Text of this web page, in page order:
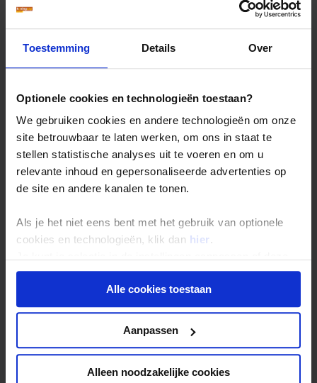
Toestemming Details Over
Optionele cookies en technologieën toestaan?
We gebruiken cookies en andere technologieën om onze
site betrouwbaar te laten werken, om ons in staat te
stellen statistische analyses uit te voeren en om u
relevante inhoud en gepersonaliseerde advertenties op
de site en andere kanalen te tonen.
Als je het niet eens bent met het gebruik van optionele
cookies en technologieën, klik dan hier .
onder aan de pagina op elk gewenst moment voor de
toekomst wijzigen.Alle cookies toestaan
Aanpassen
Alleen noodzakelijke cookies
Vrije dag. Je kunt met de tandradbaan naar
overweldigendeuitzicht vanaf de Corcovado
Redendor ’ lijkt de stad letterlijk te omarmen.
Bezoek het centrum van de stad met dekegelvormige
kathedraal en het ‘ Teatro Municipal
’. Loop de kleurige
trappen van Selarónop om de tegels uit alle delen van
de wereld te bewonderen. En ga zeker ook even
koffiedrinken in het prachtige café ‘Confeitaria
Colombo’.
Dag 3: Rio de Janeiro